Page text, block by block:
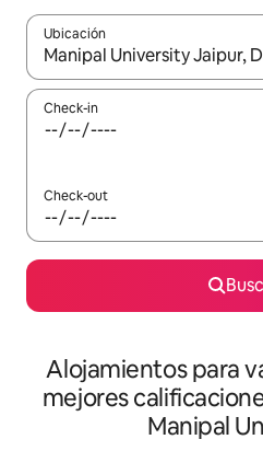
Ubicación
Cuando los resultados estén
Check-in
Check-out
Alojamientos para
mejores
Manipal